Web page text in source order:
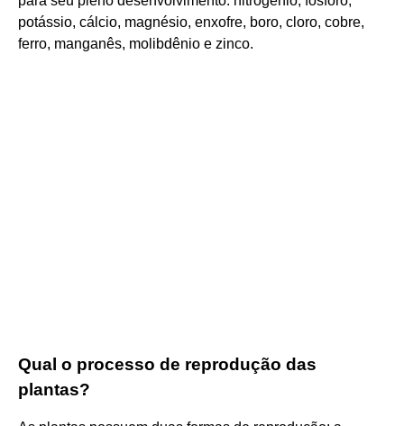
potássio, cálcio, magnésio, enxofre, boro, cloro, cobre,
ferro, manganês, molibdênio e zinco.
Qual o processo de reprodução das
plantas?